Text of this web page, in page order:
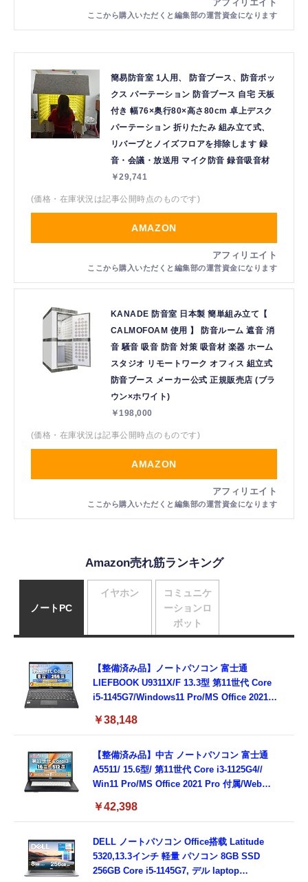
簡易防音室 1人用、 防音ブース、防音ボッ
クス パーテーション 防音ブース 自宅 天板
付き 幅76×奥行80×高さ80cm 卓上デスク
パーテーション 折りたたみ 組み立て式、
リバーブとノイズフロアを排除します 録
音・会議・放送用 マイク防音 録音吸音材
￥29,741
(価格・在庫状況は記事公開時点のものです)
AMAZON
KANADE 防音室 日本製 簡単組み立て【
CALMOFOAM 使用 】 防音ルーム 遮音 消
音 騒音 吸音 防音 対策 吸音材 楽器 ホーム
スタジオ リモートワーク オフィス 組立式
防音ブース メーカー公式 正規販売店 (ブラ
ウン×ホワイト)
￥198,000
(価格・在庫状況は記事公開時点のものです)
AMAZON
Amazon売れ筋ランキング
ノートPC
【整備済み品】ノートパソコン 富士通
LIEFBOOK U9311X/F 13.3型 第11世代 Core
i5-1145G7/Windows11 Pro/MS Office 2021搭
Type-C/360度回転対応/有線静音マウス付
8GB,SSD256GB)
￥38,148
【整備済み品】中古 ノートパソコン 富士通
A5511/ 15.6型/ 第11世代 Core i3-1125G4//
Win11 Pro/MS Office 2021 Pro 付属/Webカ
3.0)/ 有線静音マウス付属/ 180日保証（メモリ
￥42,398
DELL ノートパソコン Office搭载 Latitude
5320,13.3インチ 軽量 パソコン 8GB SSD
256GB Core i5-1145G7, デル laptop
イヤホン
コミュニケ
ーションロ
ボット